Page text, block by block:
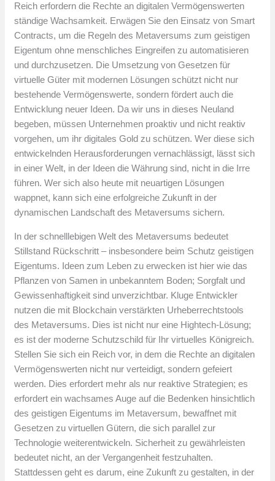
Reich erfordern die Rechte an digitalen Vermögenswerten
ständige Wachsamkeit. Erwägen Sie den Einsatz von Smart
Contracts, um die Regeln des Metaversums zum geistigen
Eigentum ohne menschliches Eingreifen zu automatisieren
und durchzusetzen. Die Umsetzung von Gesetzen für
virtuelle Güter mit modernen Lösungen schützt nicht nur
bestehende Vermögenswerte, sondern fördert auch die
Entwicklung neuer Ideen. Da wir uns in dieses Neuland
begeben, müssen Unternehmen proaktiv und nicht reaktiv
vorgehen, um ihr digitales Gold zu schützen. Wer diese sich
entwickelnden Herausforderungen vernachlässigt, lässt sich
in einer Welt, in der Ideen die Währung sind, nicht in die Irre
führen. Wer sich also heute mit neuartigen Lösungen
wappnet, kann sich eine erfolgreiche Zukunft in der
dynamischen Landschaft des Metaversums sichern.
In der schnelllebigen Welt des Metaversums bedeutet
Stillstand Rückschritt – insbesondere beim Schutz geistigen
Eigentums. Ideen zum Leben zu erwecken ist hier wie das
Pflanzen von Samen in unbekanntem Boden; Sorgfalt und
Gewissenhaftigkeit sind unverzichtbar. Kluge Entwickler
nutzen die mit Blockchain verstärkten Urheberrechtstools
des Metaversums. Dies ist nicht nur eine Hightech-Lösung;
es ist der moderne Schutzschild für Ihr virtuelles Königreich.
Stellen Sie sich ein Reich vor, in dem die Rechte an digitalen
Vermögenswerten nicht nur verteidigt, sondern gefeiert
werden. Dies erfordert mehr als nur reaktive Strategien; es
erfordert ein wachsames Auge auf die Bedenken hinsichtlich
des geistigen Eigentums im Metaversum, bewaffnet mit
Gesetzen zu virtuellen Gütern, die sich parallel zur
Technologie weiterentwickeln. Sicherheit zu gewährleisten
bedeutet nicht, an der Vergangenheit festzuhalten.
Stattdessen geht es darum, eine Zukunft zu gestalten, in der